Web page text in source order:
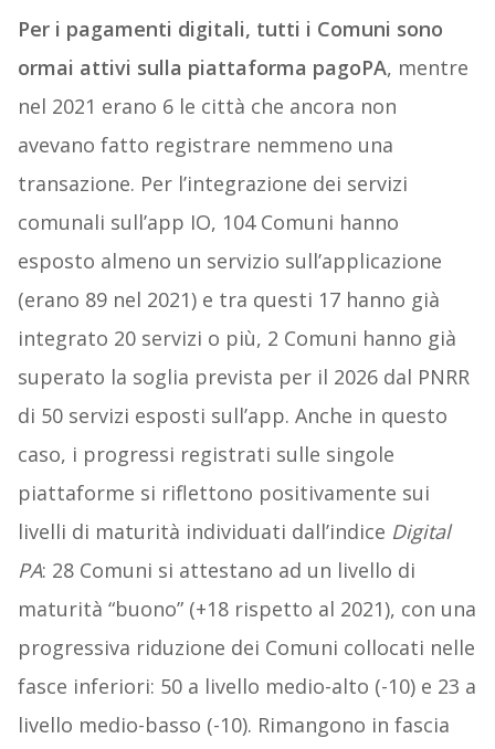
Per i pagamenti digitali, tutti i Comuni sono
ormai attivi sulla piattaforma pagoPA, mentre
nel 2021 erano 6 le città che ancora non
avevano fatto registrare nemmeno una
transazione. Per l’integrazione dei servizi
comunali sull’app IO, 104 Comuni hanno
esposto almeno un servizio sull’applicazione
(erano 89 nel 2021) e tra questi 17 hanno già
integrato 20 servizi o più, 2 Comuni hanno già
superato la soglia prevista per il 2026 dal PNRR
di 50 servizi esposti sull’app. Anche in questo
caso, i progressi registrati sulle singole
piattaforme si riflettono positivamente sui
livelli di maturità individuati dall’indice Digital
PA: 28 Comuni si attestano ad un livello di
maturità “buono” (+18 rispetto al 2021), con una
progressiva riduzione dei Comuni collocati nelle
fasce inferiori: 50 a livello medio-alto (-10) e 23 a
livello medio-basso (-10). Rimangono in fascia